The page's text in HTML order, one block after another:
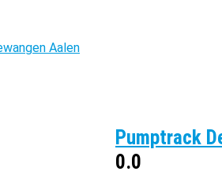
Pumptrack
0.0